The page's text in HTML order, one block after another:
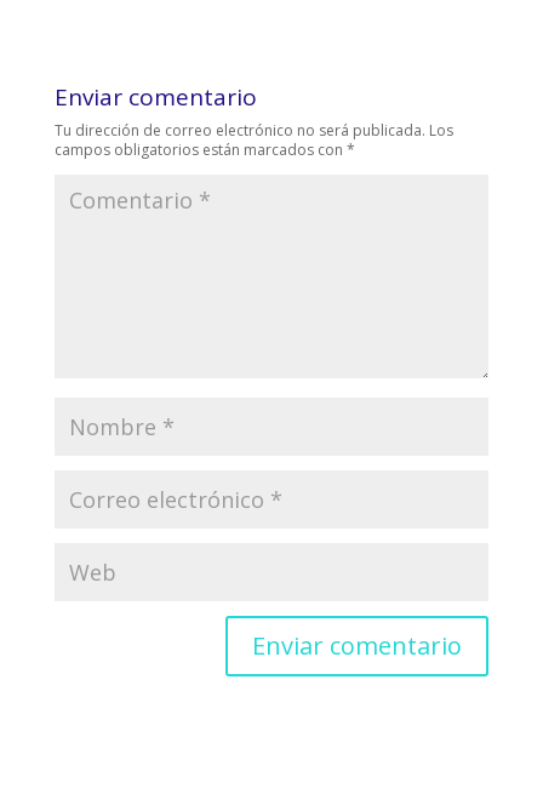
Enviar comentario
Tu dirección de correo electrónico no será publicada. Los
campos obligatorios están marcados con *